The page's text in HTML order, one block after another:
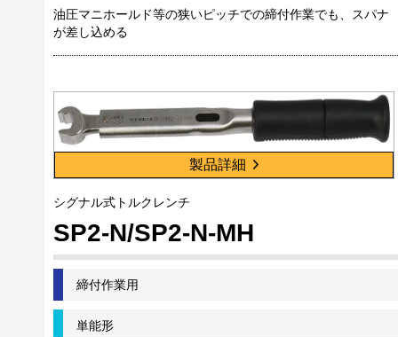
油圧マニホールド等の狭いピッチでの締付作業でも、スパナ
が差し込める
製品詳細
シグナル式トルクレンチ
SP2-N/SP2-N-MH
締付作業用
単能形